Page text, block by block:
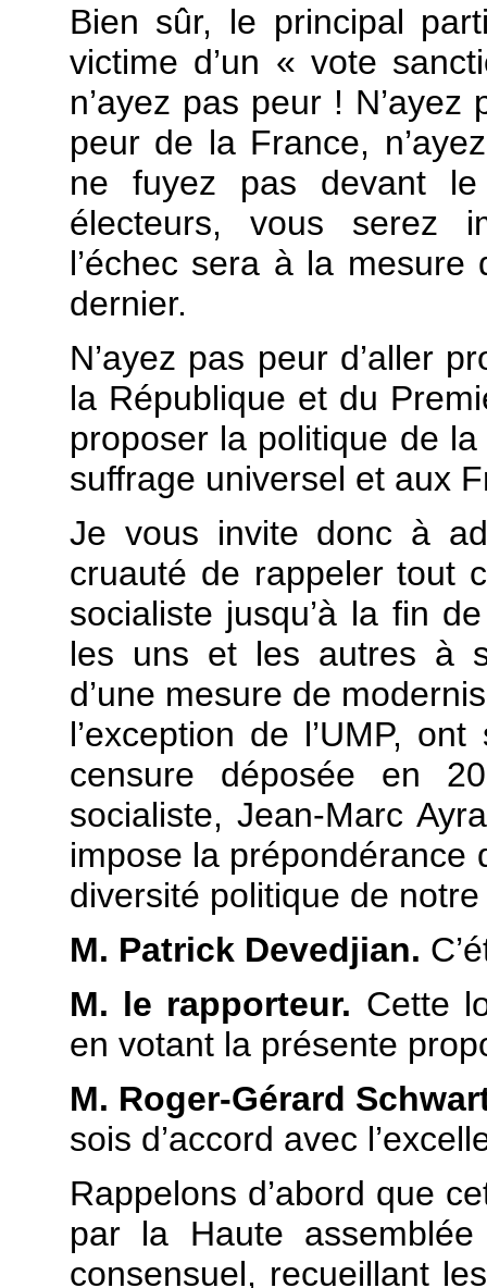
Bien sûr, le principal
victime d’un « vote
n’ayez pas peur !
peur de la France,
ne fuyez pas devant
électeurs, vous serez
l’échec sera à la
dernier.
N’ayez pas peur d’aller
la République et du
proposer la politique de
suffrage universel et aux
Je vous invite donc à
cruauté de rappeler tout
socialiste jusqu’à la fin
les uns et les autres à
d’une mesure de
l’exception de l’UMP,
censure déposée en
socialiste, Jean-Marc
impose la prépondérance
diversité politique de
M. Patrick Devedjian.
M. le rapporteur. Cette
en votant la présente
M. Roger-Gérard
sois d’accord avec
Rappelons d’abord que
par la Haute
consensuel, recueillant